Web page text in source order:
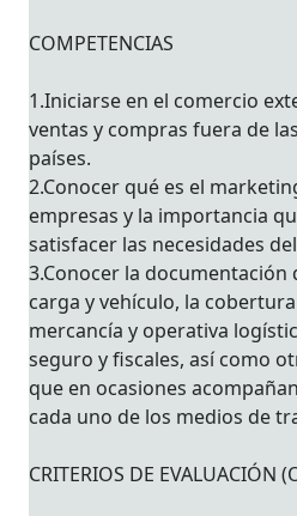
COMPETENCIAS
1.Iniciarse en el comercio
ventas y compras fuera de
países.
2.Conocer qué es el
empresas y la importancia
satisfacer las necesidades
3.Conocer la documentación
carga y vehículo, la
mercancía y operativa
seguro y fiscales, así como
que en ocasiones
cada uno de los medios de
CRITERIOS DE EVALUACIÓN